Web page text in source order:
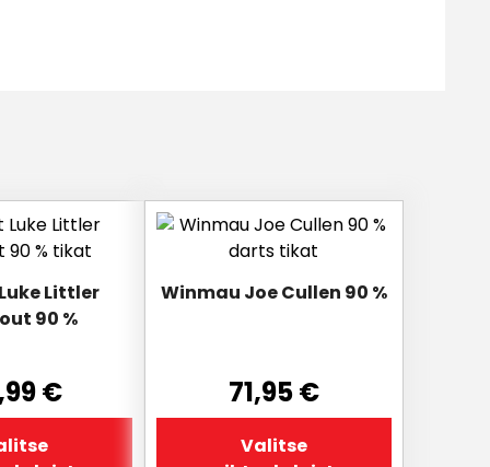
Littler
90 %
€
Winmau Joe Cullen 90 %
71,95€
Valitse
Tällä
tuotteella
useampi